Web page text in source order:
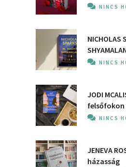
NINCS
NICHOLAS
NINCS
JODI
felsőfokon
NINCS
JENEVA
házasság